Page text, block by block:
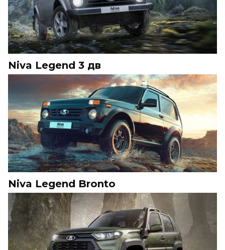
Niva Legend 3 дв
Niva Legend Bronto